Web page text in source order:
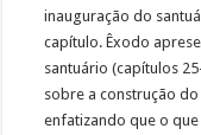
inauguração do
capítulo. Êxodo
santuário (capítulos
sobre a construção
enfatizando que o